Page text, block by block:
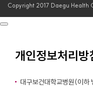
Copyright 2017 Daegu Health
개인정보처리방
대구보건대학교병원(이하